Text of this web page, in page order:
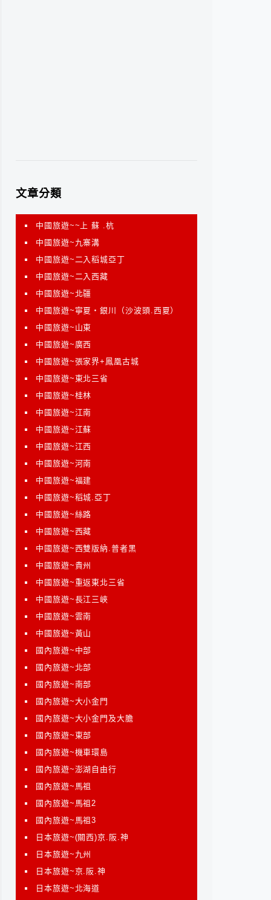
文章分類
中國旅遊~~上 蘇 .杭
中國旅遊~九寨溝
中國旅遊~二入稻城亞丁
中國旅遊~二入西藏
中國旅遊~北疆
中國旅遊~寧夏‧銀川（沙波頭.西夏）
中國旅遊~山東
中國旅遊~廣西
中國旅遊~張家界+鳳凰古城
中國旅遊~東北三省
中國旅遊~桂林
中國旅遊~江南
中國旅遊~江蘇
中國旅遊~江西
中國旅遊~河南
中國旅遊~福建
中國旅遊~稻城.亞丁
中國旅遊~絲路
中國旅遊~西藏
中國旅遊~西雙版納.普者黑
中國旅遊~貴州
中國旅遊~重返東北三省
中國旅遊~長江三峽
中國旅遊~雲南
中國旅遊~黃山
國內旅遊~中部
國內旅遊~北部
國內旅遊~南部
國內旅遊~大小金門
國內旅遊~大小金門及大膽
國內旅遊~東部
國內旅遊~機車環島
國內旅遊~澎湖自由行
國內旅遊~馬祖
國內旅遊~馬祖2
國內旅遊~馬祖3
日本旅遊~(關西)京.阪.神
日本旅遊~九州
日本旅遊~京.阪.神
日本旅遊~北海道